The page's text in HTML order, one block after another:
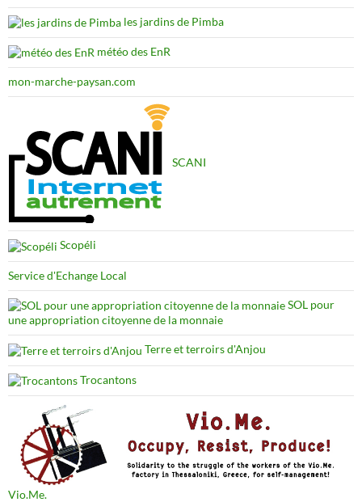
les jardins de Pimba
météo des EnR
mon-marche-paysan.com
SCANI
Scopéli
Service d'Echange Local
SOL pour
une appropriation citoyenne de la monnaie
Terre et terroirs d'Anjou
Trocantons
Vio.Me.